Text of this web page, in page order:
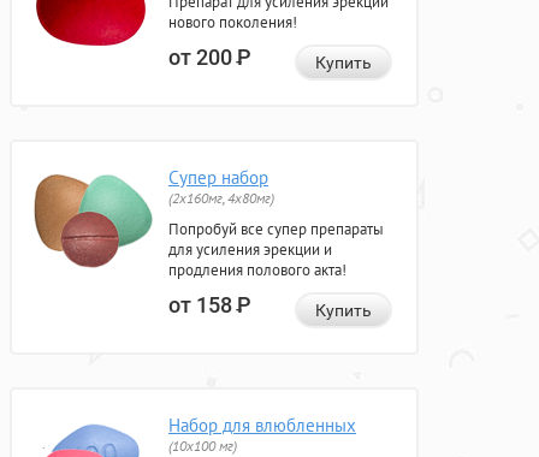
нового поколения!
от 200Р Купить
Супер набор
(2х160мг, 4х80мг)
Попробуй все супер препараты
для усиления эрекции и
продления полового акта!
от 158Р Купить
Набор для влюбленных
(10х100 мг)